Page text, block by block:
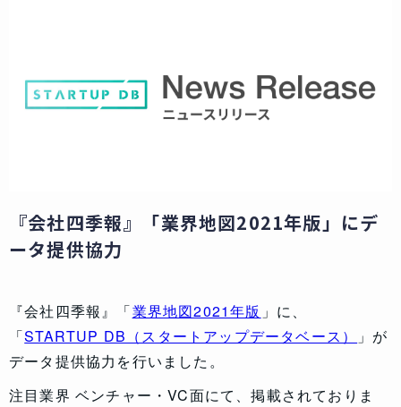
『会社四季報』「業界地図2021年版」にデ
ータ提供協力
『会社四季報』「業界地図2021年版 」に、
「STARTUP DB（スタートアップデータベース）
」が
データ提供協力を行いました。
注目業界 ベンチャー・VC面にて、掲載されておりま